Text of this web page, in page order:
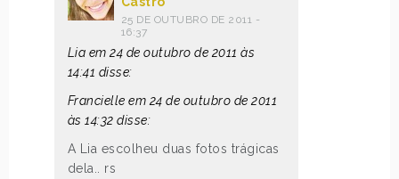
25 DE OUTUBRO DE 2011 -
16:37
Lia em 24 de outubro de 2011 às
14:41 disse:
Francielle em 24 de outubro de 2011
às 14:32 disse:
A Lia escolheu duas fotos trágicas
dela.. rs